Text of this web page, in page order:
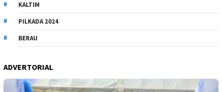
KALTIM
PILKADA 2024
BERAU
ADVERTORIAL